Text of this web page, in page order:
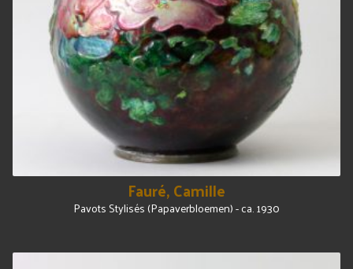
Fauré, Camille
Pavots Stylisés (Papaverbloemen) - ca. 1930